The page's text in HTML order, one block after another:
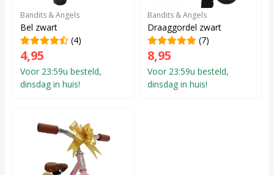
Bandits & Angels
Bel zwart
(4)
4,95
Voor 23:59u besteld,
dinsdag in huis!
Bandits & Angels
Draaggordel zwart
(7)
8,95
Voor 23:59u besteld,
dinsdag in huis!